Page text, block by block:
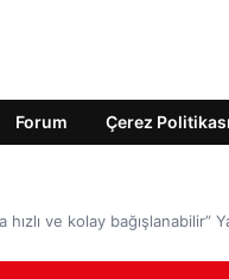
Forum Çerez Politikası
ve kolay bağışlanabilir”